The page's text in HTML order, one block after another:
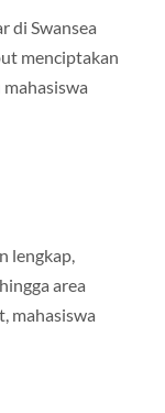
di Swansea
menciptakan
lengkap,
area
mahasiswa